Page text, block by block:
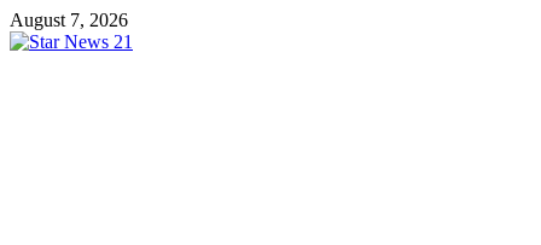
Skip
to
August 7, 2026